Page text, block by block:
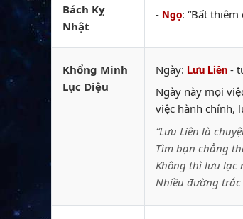
Bách Kỵ
Nhật
- Ngọ: “Bất
Khổng Minh
Lục Diệu
Ngày: Lưu Liên -
Ngày này mọi
việc hành chính,
“Lưu Liên là
Tìm bạn chẳng
Không thì lưu lạc
Nhiều đường